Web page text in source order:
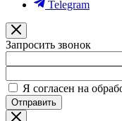
Telegram
Запросить звонок
Я согласен на
Отправить